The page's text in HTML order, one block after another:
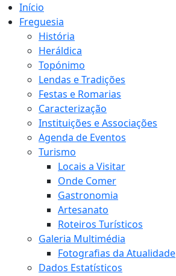
Início
Freguesia
História
Heráldica
Topónimo
Lendas e Tradições
Festas e Romarias
Caracterização
Instituições e Associações
Agenda de Eventos
Turismo
Locais a Visitar
Onde Comer
Gastronomia
Artesanato
Roteiros Turísticos
Galeria Multimédia
Fotografias da Atualidade
Dados Estatísticos